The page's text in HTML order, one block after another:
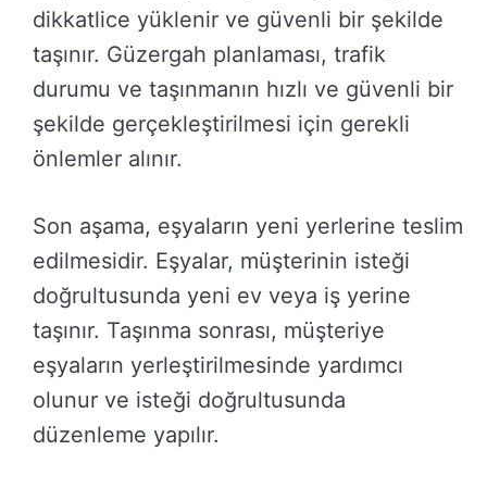
dikkatlice yüklenir ve güvenli bir şekilde
taşınır. Güzergah planlaması, trafik
durumu ve taşınmanın hızlı ve güvenli bir
şekilde gerçekleştirilmesi için gerekli
önlemler alınır.
Son aşama, eşyaların yeni yerlerine teslim
edilmesidir. Eşyalar, müşterinin isteği
doğrultusunda yeni ev veya iş yerine
taşınır. Taşınma sonrası, müşteriye
eşyaların yerleştirilmesinde yardımcı
olunur ve isteği doğrultusunda
düzenleme yapılır.